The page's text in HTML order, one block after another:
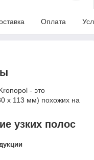
Оплата
- это
х 113 мм) похожих на
узких полос